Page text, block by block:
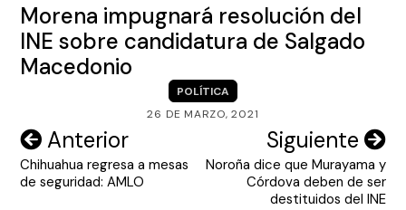
Morena impugnará resolución del
INE sobre candidatura de Salgado
Macedonio
POLÍTICA
26 DE MARZO, 2021
Navegación
de
Anterior
Chihuahua regresa a mesas
de seguridad: AMLO
Siguiente
Noroña dice que Murayama y
Córdova deben de ser
destituidos del INE